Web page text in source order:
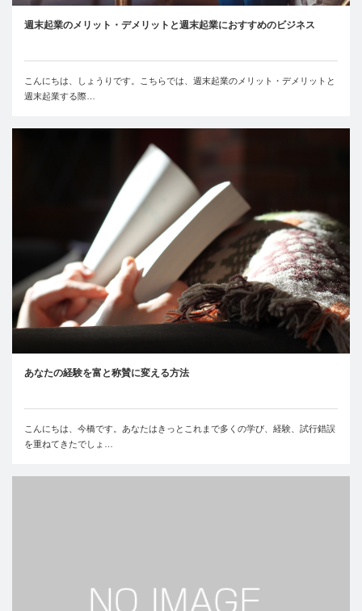
週末起業のメリット・デメリットと週末起業におすすめのビジネス
こんにちは、しょうりです。こちらでは、週末起業のメリット・デメリットと
週末起業する際…
あなたの経験を富と称賛に変える方法
こんにちは、今橋です。あなたはきっとこれまで多くの学び、経験、試行錯誤
を重ねてきたでしょ…